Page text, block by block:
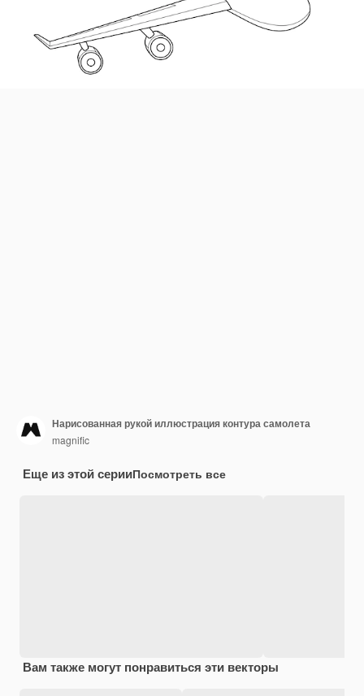
Нарисованная рукой иллюстрация контура самолета
magnific
Еще из этой серииПосмотреть все
Вам также могут понравиться эти векторы